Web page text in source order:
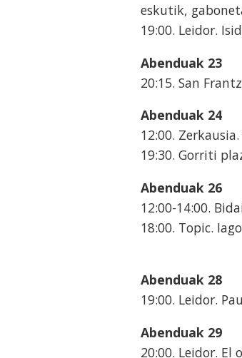
eskutik,
19:00. Leidor.
Abenduak 23
20:15. San
Abenduak 24
12:00.
19:30. Gorriti
Abenduak 26
12:00-14:00.
18:00. Topic.
Abenduak 28
19:00. Leidor.
Abenduak 29
20:00. Leidor.